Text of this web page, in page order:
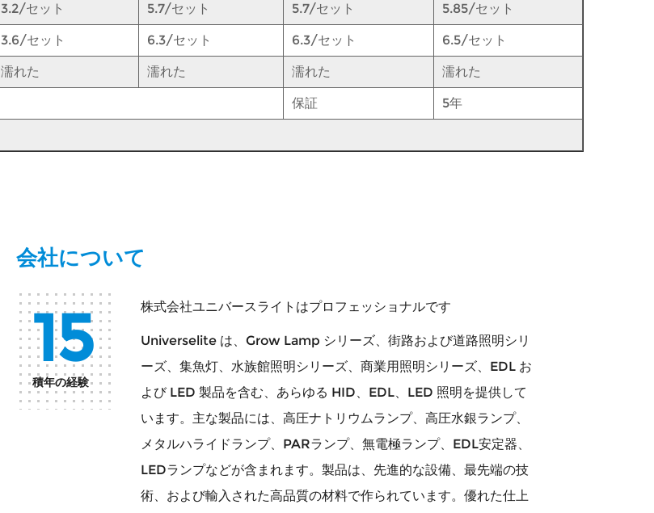
3.2/セット 5.7/セット 5.7/セット 5.85/セット
3.6/セット 6.3/セット 6.3/セット 6.5/セット
濡れた 濡れた 濡れた 濡れた
保証 5年
会社について
15
積年の経験
株式会社ユニバースライトはプロフェッショナルです
Universelite は、Grow Lamp シリーズ、街路および道路照明シリ
ーズ、集魚灯、水族館照明シリーズ、商業用照明シリーズ、EDL お
よび LED 製品を含む、あらゆる HID、EDL、LED 照明を提供して
います。主な製品には、高圧ナトリウムランプ、高圧水銀ランプ、
メタルハライドランプ、PARランプ、無電極ランプ、EDL安定器、
LEDランプなどが含まれます。製品は、先進的な設備、最先端の技
術、および輸入された高品質の材料で作られています。優れた仕上